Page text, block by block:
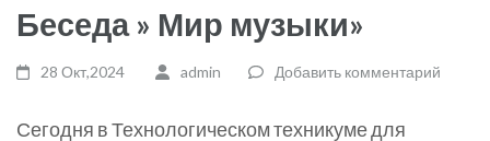
Беседа » Мир музыки»
28 Окт,2024 admin Добавить комментарий
Сегодня в Технологическом техникуме для